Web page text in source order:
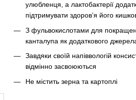
улюбленця, а лактобактерії
підтримувати здоров’я його
З фульвокислотами для
канталупа як додаткового
Завдяки своїй напіввологій
відмінно засвоюються
Не містить зерна та картоплі